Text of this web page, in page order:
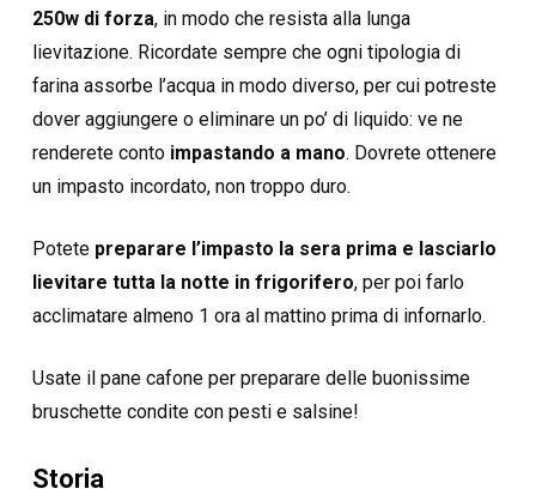
250w di forza, in modo che resista alla lunga
lievitazione. Ricordate sempre che ogni tipologia di
farina assorbe l’acqua in modo diverso, per cui potreste
dover aggiungere o eliminare un po’ di liquido: ve ne
renderete conto impastando a mano. Dovrete ottenere
un impasto incordato, non troppo duro.
Potete preparare l’impasto la sera prima e lasciarlo
lievitare tutta la notte in frigorifero, per poi farlo
acclimatare almeno 1 ora al mattino prima di infornarlo.
Usate il pane cafone per preparare delle buonissime
bruschette condite con pesti e salsine!
Storia